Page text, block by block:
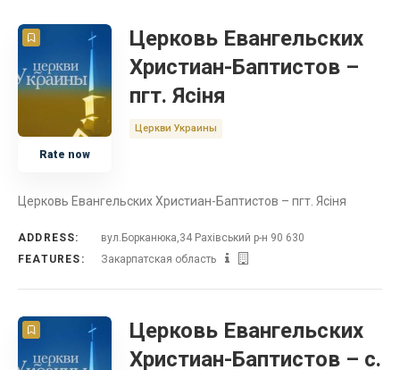
Rate now
Церковь Евангельских
Христиан-Баптистов –
пгт. Ясіня
Церкви Украины
Церковь Евангельских Христиан-Баптистов – пгт. Ясіня
ADDRESS:
вул.Борканюка,34 Рахівський р-н 90 630
FEATURES:
Закарпатская область
Церковь Евангельских
Христиан-Баптистов – с.